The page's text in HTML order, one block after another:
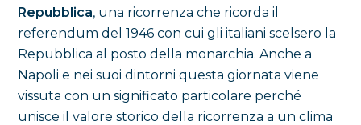
Repubblica, una ricorrenza che ricorda il
referendum del 1946 con cui gli italiani scelsero la
Repubblica al posto della monarchia. Anche a
Napoli e nei suoi dintorni questa giornata viene
vissuta con un significato particolare perché
unisce il valore storico della ricorrenza a un clima